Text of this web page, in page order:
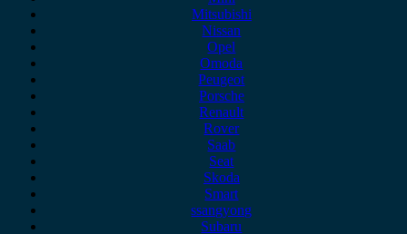
Mitsubishi
Nissan
Opel
Omoda
Peugeot
Porsche
Renault
Rover
Saab
Seat
Skoda
Smart
ssangyong
Subaru